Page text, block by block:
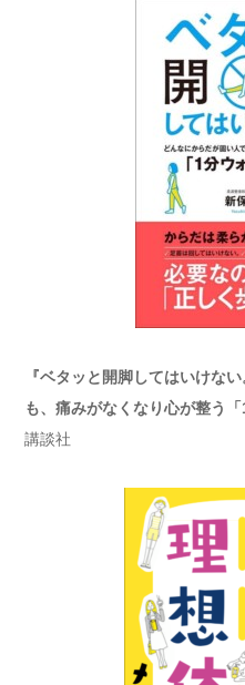
『ベタッと開脚してはいけな
も、痛みがなくなり心が整う「
講談社